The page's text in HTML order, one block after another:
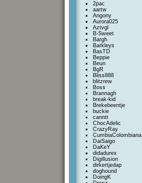
2pac
aartw
Angony
Aurora025
Aztvgl
B-Sweet
Bargh
Barkleys
BasTD
Beppie
Beun
BgR
Bliss888
blitzrew
Boss
Brannagh
break-kid
Brekebeentje
buckie
canntt
ChocAdelic
CrazyRay
CumbiaColombiana
DaiSaigo
DaKeY
didadurex
Digillusion
dirkertjedap
doghound
DoingK